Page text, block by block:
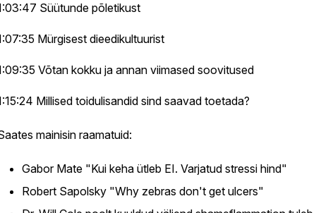
Süütunde põletikust
Mürgisest dieedikultuurist
Võtan kokku ja annan viimased soovitused
Millised toidulisandid sind saavad toetada?
mainisin raamatuid:
Gabor Mate "Kui keha ütleb EI. Varjatud stressi hind"
Robert Sapolsky "Why zebras don't get ulcers"